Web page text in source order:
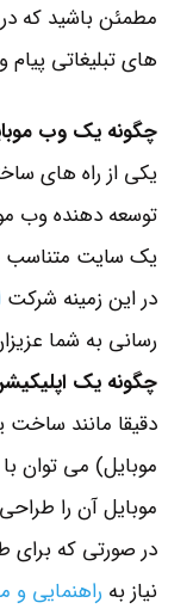
مطمئن باشید که
های تبلیغاتی
چگونه یک وب
یکی از راه های
توسعه دهنده وب
یک سایت متناسب
در این زمینه شرکت
رسانی به شما
چگونه یک
دقیقا مانند
موبایل) می توان
موبایل آن را
در صورتی که برای
نیاز به راهنمایی و